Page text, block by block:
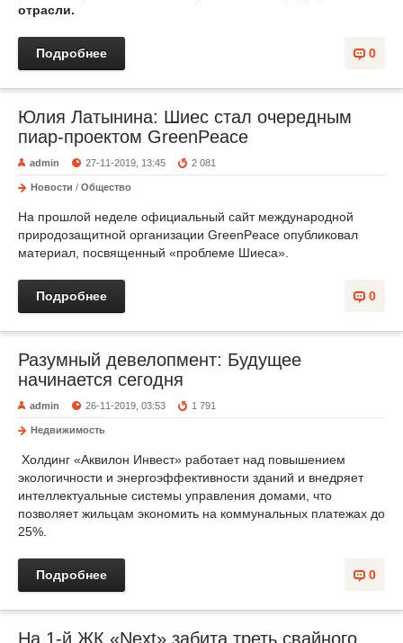
отрасли.
0
Подробнее
Юлия Латынина: Шиес стал очередным
пиар-проектом GreenPeace
admin 27-11-2019, 13:45 2 081
Новости / Общество
На прошлой неделе официальный сайт международной
природозащитной организации GreenPeace опубликовал
материал, посвященный «проблеме Шиеса».
0
Подробнее
Разумный девелопмент: Будущее
начинается сегодня
admin 26-11-2019, 03:53 1 791
Недвижимость
Холдинг «Аквилон Инвест» работает над повышением
экологичности и энергоэффективности зданий и внедряет
интеллектуальные системы управления домами, что
позволяет жильцам экономить на коммунальных платежах до
25%.
0
Подробнее
На 1-й ЖК «Next» забита треть свайного